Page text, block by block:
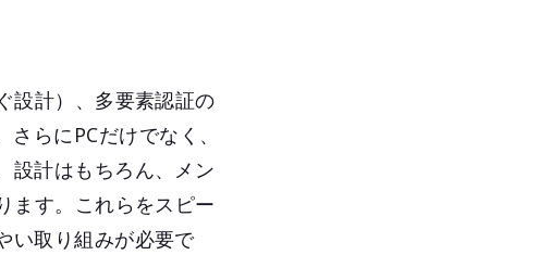
設計）、多要素認証の
らにPCだけでなく、
設計はもちろん、メン
ます。これらをスピー
い取り組みが必要で